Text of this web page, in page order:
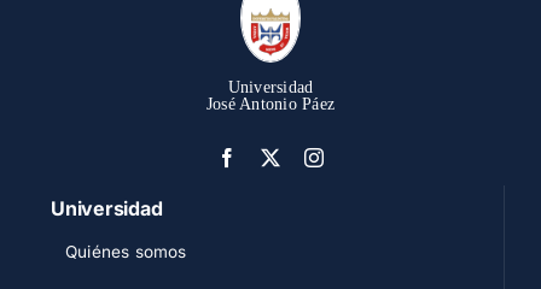
Universidad
José Antonio Páez
Universidad
Quiénes somos